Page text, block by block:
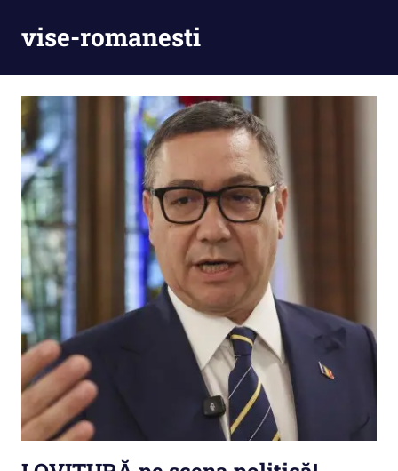
vise-romanesti